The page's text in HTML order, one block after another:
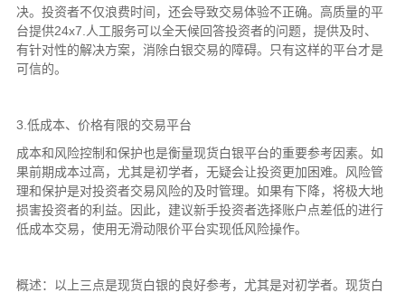
决。投资者不仅浪费时间，还会导致交易体验不正确。高质量的平
台提供24x7.人工服务可以全天候回答投资者的问题，提供及时、
有针对性的解决方案，消除白银交易的障碍。只有这样的平台才是
可信的。
3.低成本、价格有限的交易平台
成本和风险控制和保护也是衡量现货白银平台的重要参考因素。如
果前期成本过高，尤其是初学者，无疑会让投资更加困难。风险管
理和保护是对投资者交易风险的及时管理。如果有下降，将极大地
损害投资者的利益。因此，建议新手投资者选择账户点差低的进行
低成本交易，使用无滑动限价平台实现低风险操作。
概述：以上三点是现货白银的良好参考，尤其是对初学者。现货白